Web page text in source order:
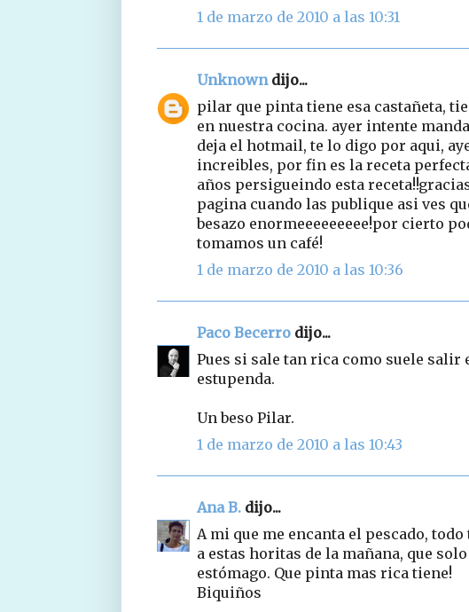
1 de marzo de 2010 a las 10:31
Unknowndijo...
pilar que pinta tiene esa castañeta,
en nuestra cocina. ayer intente
deja el hotmail, te lo digo por aqui,
increibles, por fin es la receta
años persigueindo esta
pagina cuando las publique asi ves
besazo enormeeeeeeeee!por cierto
tomamos un café!
1 de marzo de 2010 a las 10:36
Paco Becerro dijo...
Pues si sale tan rica como suele salir
estupenda.
Un beso Pilar.
1 de marzo de 2010 a las 10:43
Ana B. dijo...
A mi que me encanta el pescado,
a estas horitas de la mañana, que
estómago. Que pinta mas rica tiene!
Biquiños